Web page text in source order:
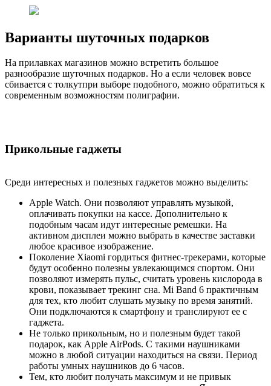
Варианты шуточных подарков
На прилавках магазинов можно встретить большое
разнообразие шуточных подарков. Но а если человек вовсе
сбивается с толкутпри выборе подобного, можно обратиться к
современным возможностям полиграфии.
Прикольные гаджеты
Среди интересных и полезных гаджетов можно выделить:
Apple Watch. Они позволяют управлять музыкой,
оплачивать покупки на кассе. Дополнительно к
подобным часам идут интересные ремешки. На
активном дисплеи можно выбрать в качестве заставки
любое красивое изображение.
Поколение Xiaomi гордиться фитнес-трекерами, которые
будут особенно полезны увлекающимся спортом. Они
позволяют измерять пульс, считать уровень кислорода в
крови, показывает трекинг сна. Mi Band 6 практичным
для тех, кто любит слушать музыку по время занятий.
Они подключаются к смартфону и транслируют ее с
гаджета.
Не только прикольным, но и полезным будет такой
подарок, как Apple AirPods. С такими наушниками
можно в любой ситуации находиться на связи. Период
работы умных наушников до 6 часов.
Тем, кто любит получать максимум и не привык